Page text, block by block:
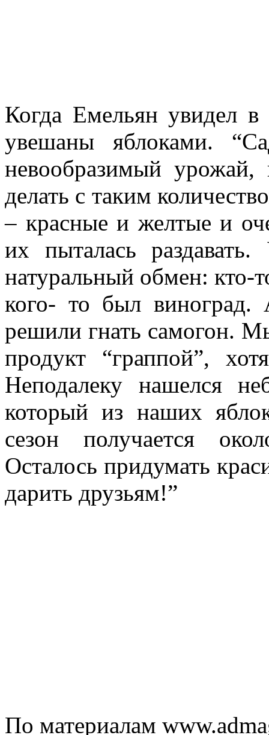
Когда Емельян увидел
увешаны яблоками.
невообразимый
делать с таким
– красные и желтые и
их пыталась
натуральный обмен: кто-
кого- то был
решили гнать самогон.
продукт “граппой”,
Неподалеку нашелся
который из наших
сезон получается
Осталось придумать
дарить друзьям!”
По материалам